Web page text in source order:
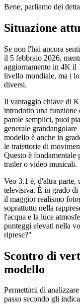
Bene, parliamo dei
Situazione
Se non l'hai ancora
il 5 febbraio 2026,
aggiornamento in 4K il
livello mondiale, ma i
diversi.
Il vantaggio chiave di
introdotto una funzione
parole semplici, puoi
generale
modello è anche in
le traiettorie di
Questo è fondamentale
trailer o video musicali.
Veo 3.1 è, d'altra parte,
televisiva. È in grado di
il maggior realismo
soprattutto nella
l'acqua e la luce
punteggi elevati nella
riprese?"
Scontro di
modello
Permettimi di
passo secondo gli